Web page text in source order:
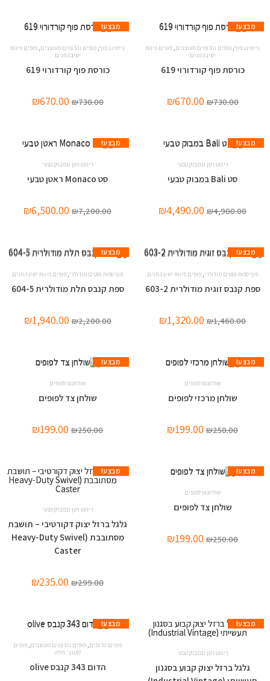
מבצע!
גיימינג פוף, פופים והדומים מעוצבים, פופים פינות
ישיבה פנים
כורסת פוף קורדורוי 619
₪730.00
₪670.00
מבצע!
גיימינג פוף, פופים והדומים מעוצבים, פופים פינות
ישיבה פנים
כורסת פוף קורדורוי 619
₪730.00
₪670.00
מבצע!
ריהוט רטן ובמבוק טבעי
סט Bali במבוק טבעי
₪4,900.00
₪4,490.00
מבצע!
ריהוט רטן ובמבוק טבעי
סט Monaco ראטן טבעי
₪7,200.00
₪6,500.00
מבצע!
פוף ספות וסטים מודולרי פופים פינות ישיבה פנים
ספת קנבס זוגית מודולרית 603-2
₪1,460.00
₪1,320.00
מבצע!
פוף ספות וסטים מודולרי פופים פינות ישיבה פנים
ספת קנבס תלת מודולרית 604-5
₪2,200.00
₪1,940.00
מבצע!
שולחנות לפופים
שולחן מרכזי לפופים
₪250.00
₪199.00
מבצע!
שולחנות לפופים
שולחן צד לפופים
₪250.00
₪199.00
מבצע!
שולחנות לפופים
שולחן צד לפופים
₪250.00
₪199.00
מבצע!
ריהוט רטן ובמבוק טבעי
גלגל ברזל יצוק דקורטיבי – תושבת
מסתובבת (Heavy-Duty Swivel
Caster
₪299.00
₪235.00
מבצע!
ריהוט רטן ובמבוק טבעי
גלגל ברזל יצוק קבוע בסגנון
מבצע!
פופים הדומים, פופים והדומים מעוצבים, פופים
לאונג' וזולה
הדום 343 קנבס olive